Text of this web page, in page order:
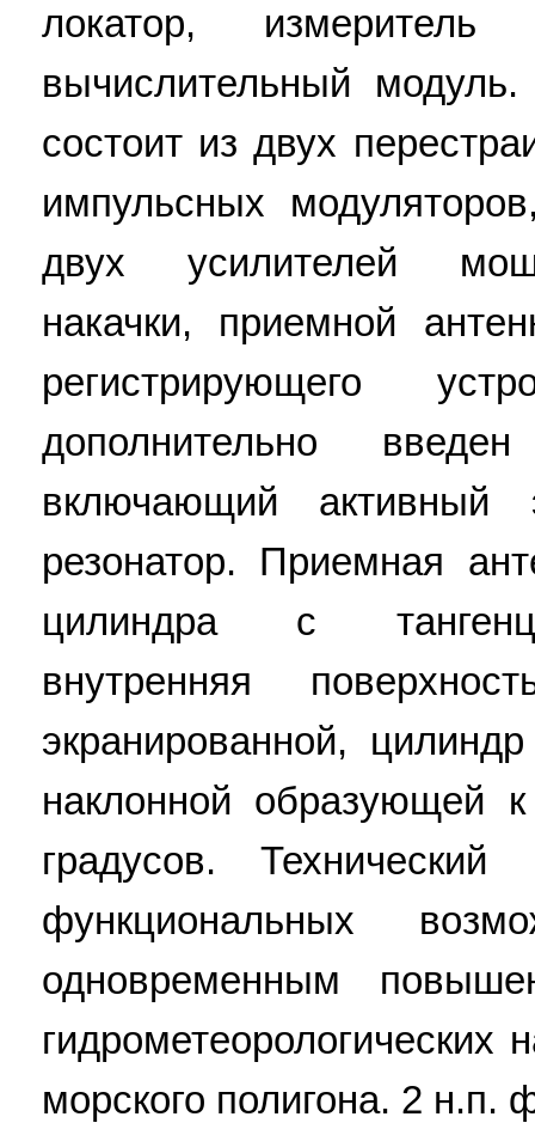
локатор,
вычислительный
состоит из двух
импульсных
двух усилителей
накачки, приемной
регистрирующего
дополнительно
включающий
резонатор. Приемная
цилиндра с
внутренняя
экранированной,
наклонной образующей
градусов.
функциональных
одновременным
гидрометеорологических
морского полигона. 2 н.п.